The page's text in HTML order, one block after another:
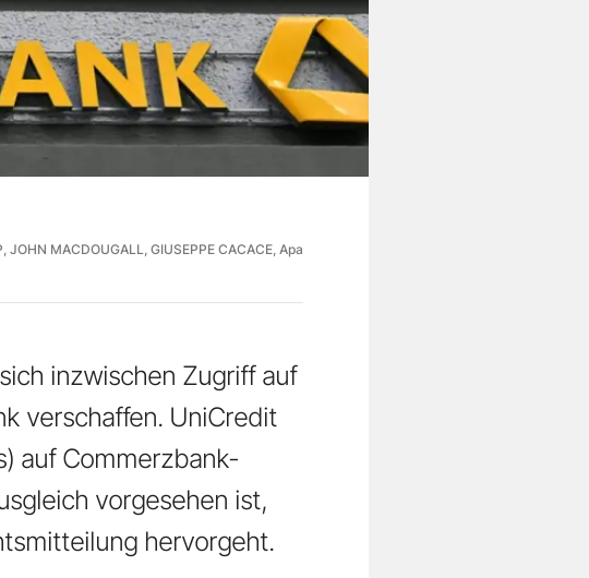
JOHN MACDOUGALL, GIUSEPPE CACACE, Apa
inzwischen Zugriff auf
verschaffen. UniCredit
auf Commerzbank-
vorgesehen ist,
hervorgeht.